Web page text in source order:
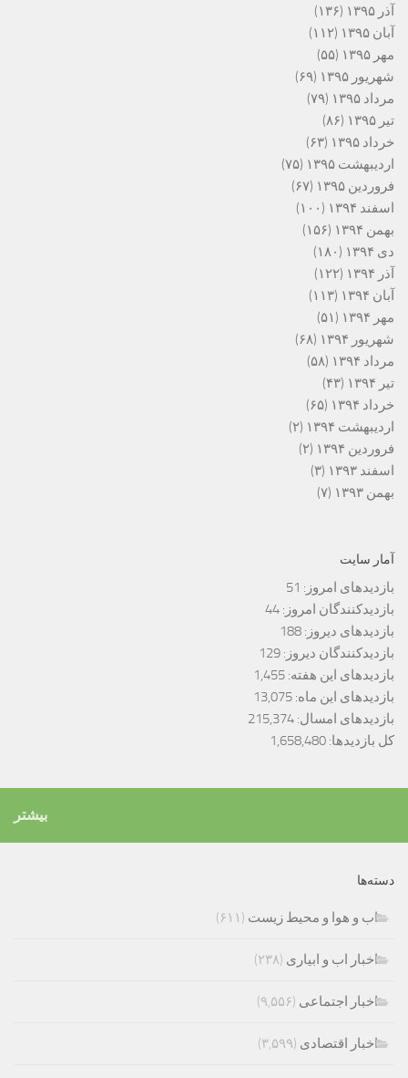
آذر ۱۳۹۵
(۱۳۶)
آبان ۱۳۹۵
(۱۱۲)
مهر ۱۳۹۵
(۵۵)
شهریور ۱۳۹۵
(۶۹)
مرداد ۱۳۹۵
(۷۹)
تیر ۱۳۹۵
(۸۶)
خرداد ۱۳۹۵
(۶۳)
اردیبهشت ۱۳۹۵
(۷۵)
فروردین ۱۳۹۵
(۶۷)
اسفند ۱۳۹۴
(۱۰۰)
بهمن ۱۳۹۴
(۱۵۶)
دی ۱۳۹۴
(۱۸۰)
آذر ۱۳۹۴
(۱۲۲)
آبان ۱۳۹۴
(۱۱۳)
مهر ۱۳۹۴
(۵۱)
شهریور ۱۳۹۴
(۶۸)
مرداد ۱۳۹۴
(۵۸)
تیر ۱۳۹۴
(۴۳)
خرداد ۱۳۹۴
(۶۵)
اردیبهشت ۱۳۹۴
(۲)
فروردین ۱۳۹۴
(۲)
اسفند ۱۳۹۳
(۳)
بهمن ۱۳۹۳
(۷)
آمار سایت
بازدیدهای امروز: 51
بازدیدکنندگان امروز: 44
بازدیدهای دیروز: 188
بازدیدکنندگان دیروز: 129
بازدیدهای این هفته: 1,455
بازدیدهای این ماه: 13,075
بازدیدهای امسال: 215,374
کل بازدیدها: 1,658,480
بیشتر
دسته‌ها
اب و هوا و محیط زیست (۶۱۱)
اخبار اب و ابیاری (۲۳۸)
اخبار اجتماعی (۹,۵۵۶)
اخبار اقتصادی (۳,۵۹۹)